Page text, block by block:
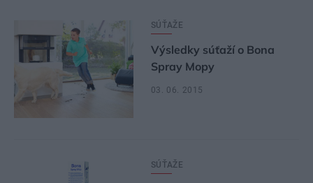
SÚŤAŽE
Výsledky súťaží o Bona
Spray Mopy
03. 06. 2015
SÚŤAŽE